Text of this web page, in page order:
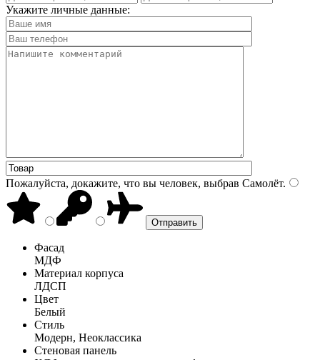
Укажите личные данные:
Пожалуйста, докажите, что вы человек, выбрав Самолёт.
Фасад
МДФ
Материал корпуса
ЛДСП
Цвет
Белый
Стиль
Модерн, Неоклассика
Стеновая панель